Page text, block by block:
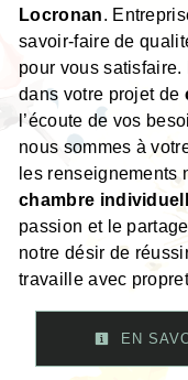
Locronan.
savoir-faire de
pour vous
dans votre projet de
l’écoute de vos
nous sommes à
les renseignements
chambre
passion et le
notre désir de
travaille avec
EN